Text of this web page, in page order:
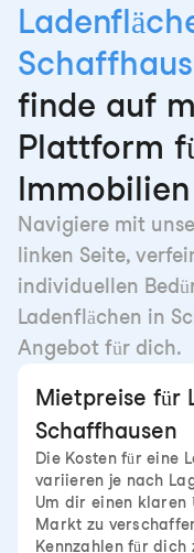
finde auf
Plattform
Immobilien
Navigiere mit
linken Seite,
individuellen
Ladenflächen in
Angebot für dich.
Mietpreise für
Schaffhausen
Die Kosten für eine
variieren je nach
Um dir einen
Markt zu
Kennzahlen für